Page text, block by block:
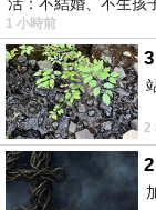
活：不結婚、不生孩
湖⋯⋯，
1 小時前
3
2
2